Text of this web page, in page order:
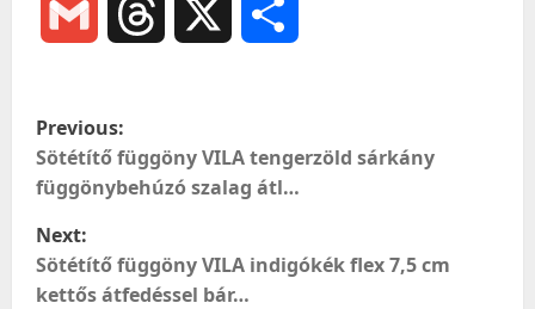
Gmail Threads
P
o
s
t
Previous:
Sötétítő függöny VILA tengerzöld sárkány
függönybehúzó szalag átl…
Next:
Sötétítő függöny VILA indigókék flex 7,5 cm
kettős átfedéssel bár…